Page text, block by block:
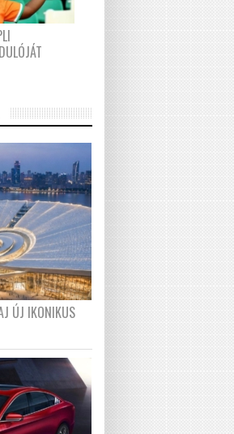
ÚJ IKONIKUS